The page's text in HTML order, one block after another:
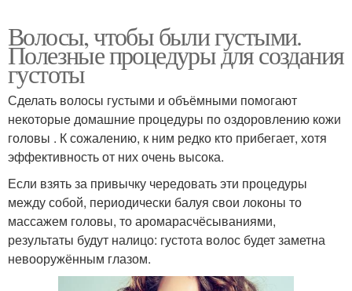
Волосы, чтобы были густыми.
Полезные процедуры для создания
густоты
Сделать волосы густыми и объёмными помогают
некоторые домашние процедуры по оздоровлению кожи
головы . К сожалению, к ним редко кто прибегает, хотя
эффективность от них очень высока.
Если взять за привычку чередовать эти процедуры
между собой, периодически балуя свои локоны то
массажем головы, то аромарасчёсываниями,
результаты будут налицо: густота волос будет заметна
невооружённым глазом.